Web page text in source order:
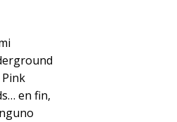
en fin,